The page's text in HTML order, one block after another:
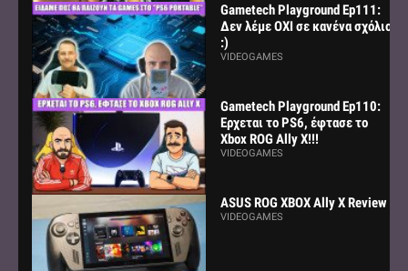
Gametech Playground Ep111:
Δεν λέμε ΟΧΙ σε κανένα σχόλιο
:)
VIDEOGAMES
Gametech Playground Ep110:
Ερχεται το PS6, έφτασε το
Xbox ROG Ally X!!!
VIDEOGAMES
ASUS ROG XBOX Ally X Review
VIDEOGAMES